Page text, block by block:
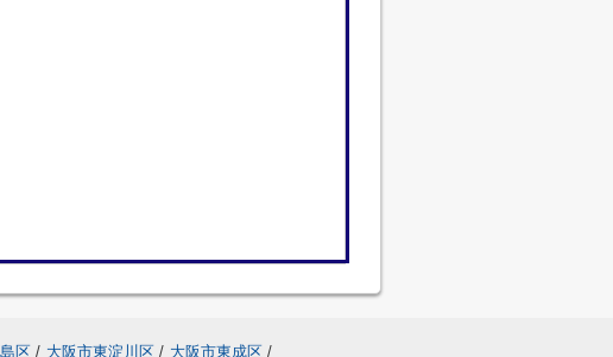
区 / 大阪市東淀川区 / 大阪市東成区 /